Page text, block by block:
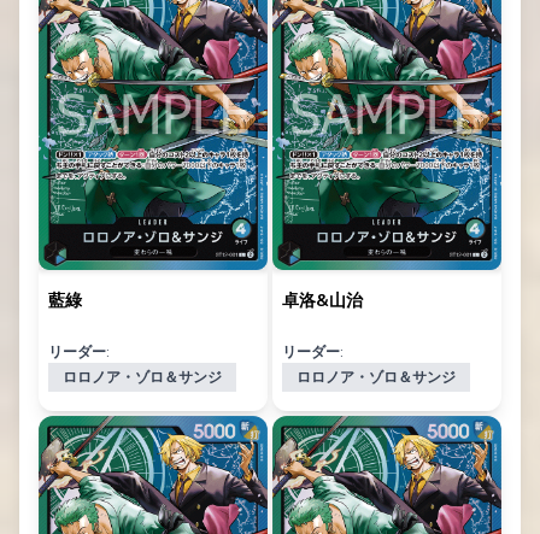
藍綠
リーダー:
ロロノア・ゾロ＆サンジ
卓洛&山治
リーダー:
ロロノア・ゾロ＆サンジ